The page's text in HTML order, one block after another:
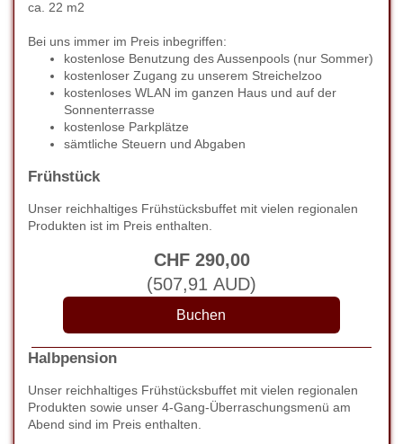
ca. 22 m2
Bei uns immer im Preis inbegriffen:
kostenlose Benutzung des Aussenpools (nur Sommer)
kostenloser Zugang zu unserem Streichelzoo
kostenloses WLAN im ganzen Haus und auf der
Sonnenterrasse
kostenlose Parkplätze
sämtliche Steuern und Abgaben
Frühstück
Unser reichhaltiges Frühstücksbuffet mit vielen regionalen
Produkten ist im Preis enthalten.
CHF 290,00
(507,91 AUD)
Halbpension
Unser reichhaltiges Frühstücksbuffet mit vielen regionalen
Produkten sowie unser 4-Gang-Überraschungsmenü am
Abend sind im Preis enthalten.